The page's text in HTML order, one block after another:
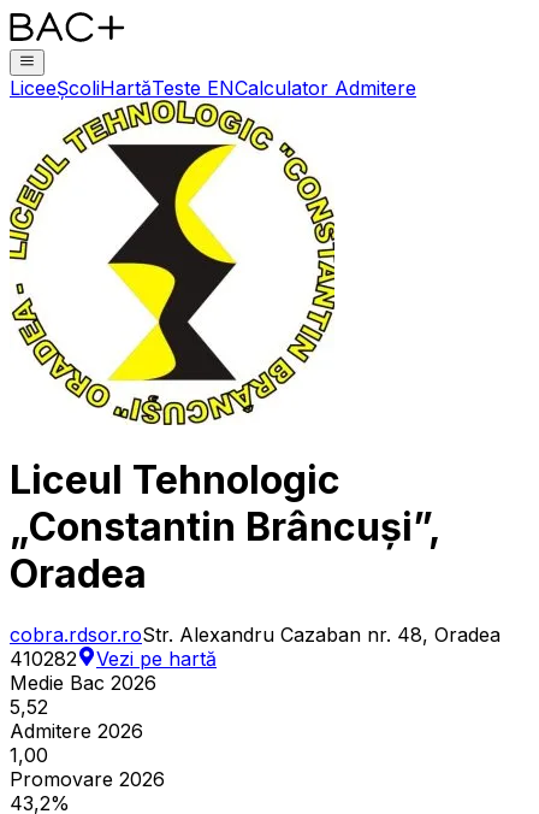
LiceeȘcoliHartăTeste ENCalculator Admitere
Liceul Tehnologic
„Constantin Brâncuși”,
Oradea
cobra.rdsor.roStr. Alexandru Cazaban nr. 48, Oradea
410282
Vezi pe hartă
Medie Bac 2026
5,52
Admitere 2026
1,00
Promovare 2026
43,2%